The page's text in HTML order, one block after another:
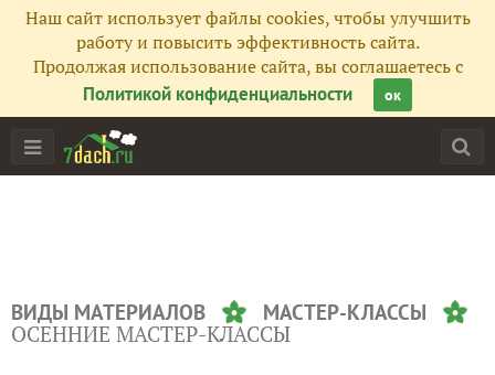
Наш сайт использует файлы cookies, чтобы улучшить
работу и повысить эффективность сайта.
Продолжая использование сайта, вы соглашаетесь с
Политикой конфиденциальности
ок
ВИДЫ МАТЕРИАЛОВ МАСТЕР-КЛАССЫ
ОСЕННИЕ МАСТЕР-КЛАССЫ